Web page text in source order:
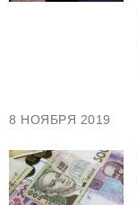
8 НОЯБРЯ 2019